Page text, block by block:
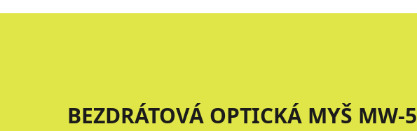
BEZDRÁTOVÁ OPTICKÁ MYŠ MW-5